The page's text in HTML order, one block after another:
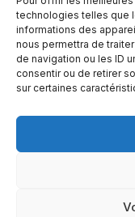
technologies telles que
informations des
nous permettra de
de navigation ou les ID
consentir ou de retirer
sur certaines
© Copyright 2026 –
Ce site internet a été